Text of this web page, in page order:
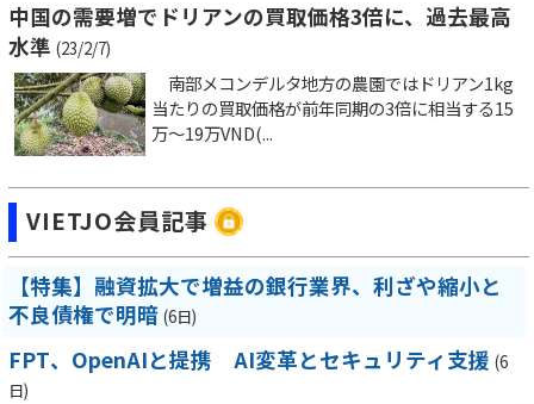
中国の需要増でドリアンの買取価格3倍に、過去最高
水準 (23/2/7)
南部メコンデルタ地方の農園ではドリアン1kg
当たりの買取価格が前年同期の3倍に相当する15
万～19万VND(...
VIETJO会員記事
【特集】融資拡大で増益の銀行業界、利ざや縮小と
不良債権で明暗 (6日)
FPT、OpenAIと提携 AI変革とセキュリティ支援 (6
日)